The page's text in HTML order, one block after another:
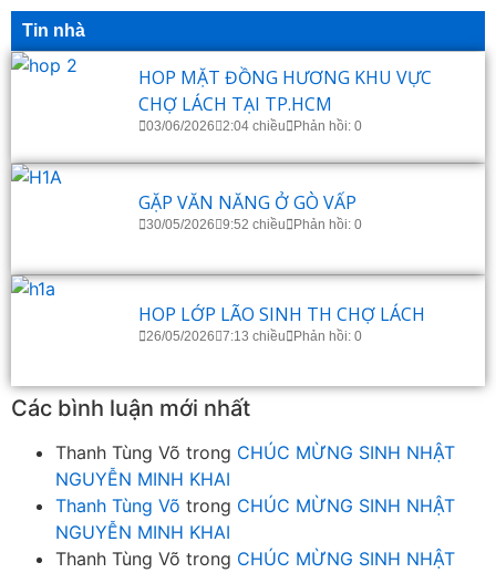
Tin nhà
HOP MẶT ĐỒNG HƯƠNG KHU VỰC
CHỢ LÁCH TẠI TP.HCM
03/06/2026 2:04 chiều Phản hồi: 0
GẶP VĂN NĂNG Ở GÒ VẤP
30/05/2026 9:52 chiều Phản hồi: 0
HOP LỚP LÃO SINH TH CHỢ LÁCH
26/05/2026 7:13 chiều Phản hồi: 0
Các bình luận mới nhất
Thanh Tùng Võ trong CHÚC MỪNG SINH NHẬT
NGUYỄN MINH KHAI
Thanh Tùng Võ trong CHÚC MỪNG SINH NHẬT
NGUYỄN MINH KHAI
Thanh Tùng Võ trong CHÚC MỪNG SINH NHẬT